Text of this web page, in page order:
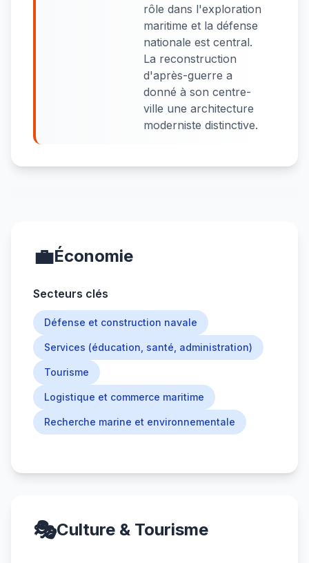
rôle dans l'exploration
maritime et la défense
nationale est central.
La reconstruction
d'après-guerre a
donné à son centre-
ville une architecture
moderniste distinctive.
💼Économie
Secteurs clés
Défense et construction navale
Services (éducation, santé, administration)
Tourisme
Logistique et commerce maritime
Recherche marine et environnementale
🎭Culture & Tourisme